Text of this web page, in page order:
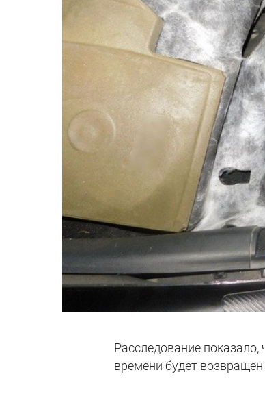
Расследование
времени будет